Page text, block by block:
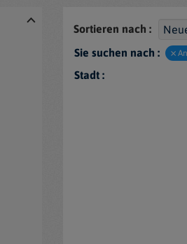
Sortieren nach :
Sie suchen nach :
Stadt :